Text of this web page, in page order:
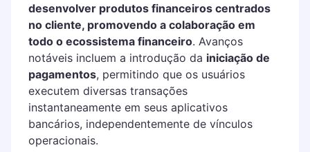
desenvolver produtos financeiros centrados
no cliente, promovendo a colaboração em
todo o ecossistema financeiro. Avanços
notáveis incluem a introdução da iniciação de
pagamentos, permitindo que os usuários
executem diversas transações
instantaneamente em seus aplicativos
bancários, independentemente de vínculos
operacionais.